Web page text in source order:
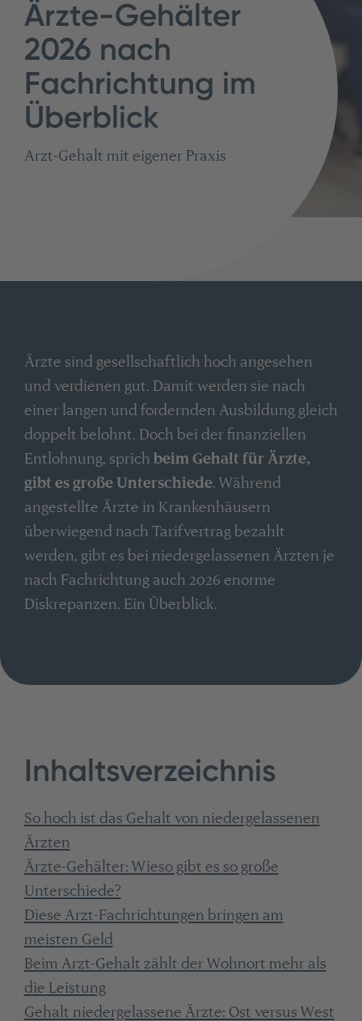
Ärzte-Gehälter
2026 nach
Fachrichtung im
Überblick
Arzt-Gehalt mit eigener Praxis
Ärzte sind gesellschaftlich hoch angesehen
und verdienen gut. Damit werden sie nach
einer langen und fordernden Ausbildung gleich
doppelt belohnt. Doch bei der finanziellen
Entlohnung, sprich beim Gehalt für Ärzte,
gibt es große Unterschiede. Während
angestellte Ärzte in Krankenhäusern
überwiegend nach Tarifvertrag bezahlt
werden, gibt es bei niedergelassenen Ärzten je
nach Fachrichtung auch 2026 enorme
Diskrepanzen. Ein Überblick.
Inhaltsverzeichnis
So hoch ist das Gehalt von niedergelassenen
Ärzten
Ärzte-Gehälter: Wieso gibt es so große
Unterschiede?
Diese Arzt-Fachrichtungen bringen am
meisten Geld
Beim Arzt-Gehalt zählt der Wohnort mehr als
die Leistung
Gehalt niedergelassene Ärzte: Ost versus West